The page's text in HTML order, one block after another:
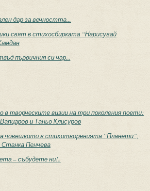
дар за вечността...
свят в стихосбирката “Нарисувай
първичния си чар...
творческите визии на три поколения поети:
и Таньо Клисуров
човешкото в стихотворенията “Планети”,
Пенчева
– събудете ни!..